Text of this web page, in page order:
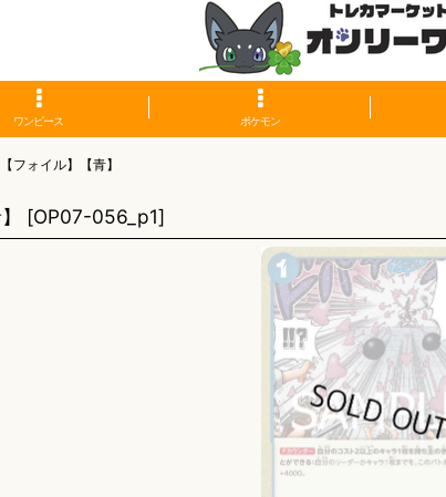
ワンピース ポケモン
フォイル】【青】
[OP07-056_p1]